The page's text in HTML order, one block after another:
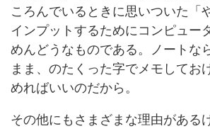
ころんでいるときに思いついた「
インプットするためにコンピュー
めんどうなものである。ノートな
まま、のたくった字でメモしてお
めればいいのだから。
その他にもさまざまな理由がある